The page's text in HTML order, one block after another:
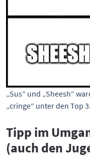
„Sus“ und „Sheesh“
„cringe“ unter den Top 3.
Tipp im
(auch den